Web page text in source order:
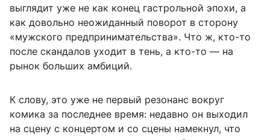
выглядит уже не как конец гастрольной эпохи, а
как довольно неожиданный поворот в сторону
«мужского предпринимательства». Что ж, кто-то
после скандалов уходит в тень, а кто-то — на
рынок больших амбиций.
К слову, это уже не первый резонанс вокруг
комика за последнее время: недавно он выходил
на сцену с концертом и со сцены намекнул, что